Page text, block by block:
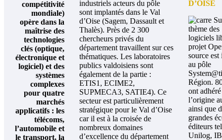
compétitivité
mondiale)
opère dans la
maîtrise des
technologies
clés (optique,
électronique et
logiciel) et des
systèmes
complexes
pour quatre
marchés
applicatifs : les
télécoms,
l’automobile et
le transport, la
industriels acteurs du pôle
sont implantés dans le Val
d’Oise (Sagem, Dassault et
Thalès). Près de 2 300
chercheurs privés du
département travaillent sur ces
thématiques. Les laboratoires
publics valdoisiens sont
également de la partie :
ETIS1, ECIME2,
SUPMECA3, SATIE4). Ce
secteur est particulièrement
stratégique pour le Val d’Oise
car il est à la croisée de
nombreux domaines
d’excellence du département
D’OISE
thème des
logiciels
projet
source est
au pôle
Région.
ont
l’origine
ainsi que
grandes
éditeurs
Unilog,